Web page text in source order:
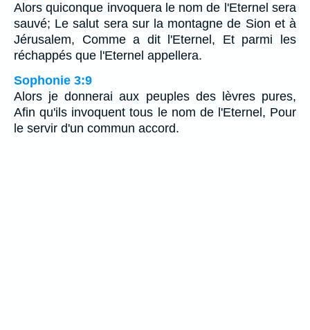
Alors quiconque invoquera le nom de l'Eternel sera
sauvé; Le salut sera sur la montagne de Sion et à
Jérusalem, Comme a dit l'Eternel, Et parmi les
réchappés que l'Eternel appellera.
Sophonie 3:9
Alors je donnerai aux peuples des lèvres pures,
Afin qu'ils invoquent tous le nom de l'Eternel, Pour
le servir d'un commun accord.